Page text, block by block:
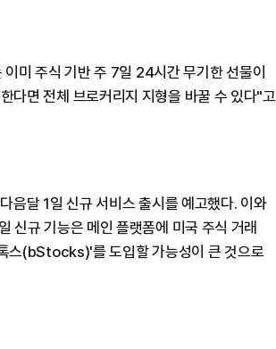
미 주식 기반 주 7일 24시간 무기한 선물이
다면 전체 브로커리지 지형을 바꿀 수 있다"고
음달 1일 신규 서비스 출시를 예고했다. 이와
신규 기능은 메인 플랫폼에 미국 주식 거래
스(bStocks)'를 도입할 가능성이 큰 것으로